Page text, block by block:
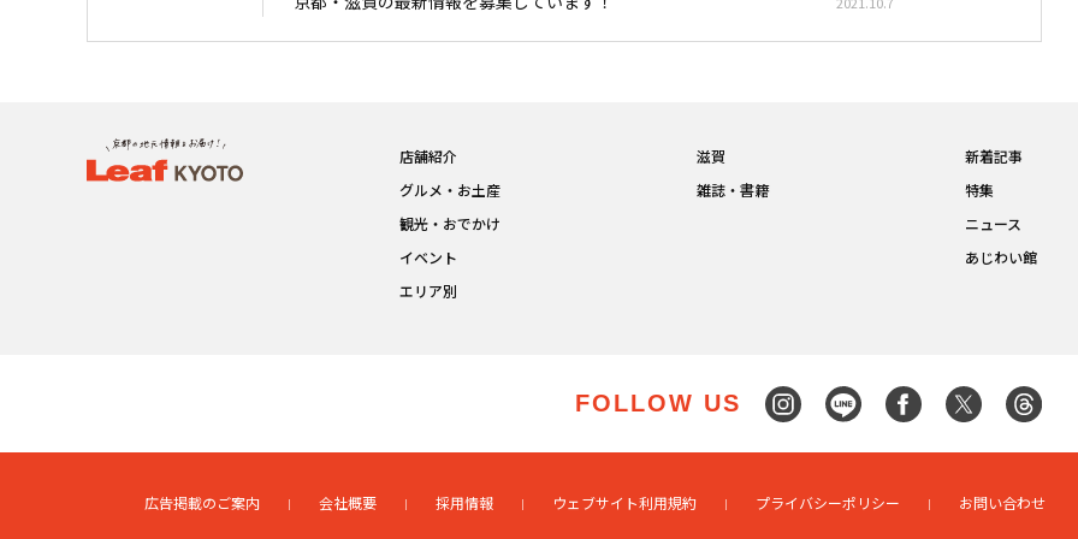
店舗紹介
グルメ・お土産
観光・おでかけ
イベント
エリア別
滋賀
雑誌・書籍
新着記事
特集
ニュース
あじわい館
FOLLOW US
広告掲載のご案内 会社概要 採用情報 ウェブサイト利用規約 プライバシーポリシー お問い合わせ